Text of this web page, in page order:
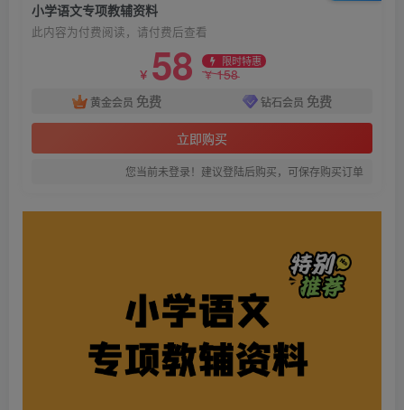
小学语文专项教辅资料
此内容为付费阅读，请付费后查看
￥ 58 限时特惠
￥158
黄金会员 免费 钻石会员 免费
立即购买
您当前未登录！建议登陆后购买，可保存购买订单